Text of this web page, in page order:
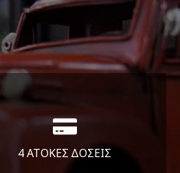
4 ΑΤΟΚΕΣ ΔΟΣΕΙΣ